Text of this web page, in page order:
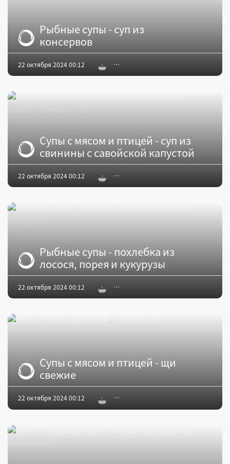
Рыбные супы - суп из
консервов
22 октября 2024 00:12
Супы с мясом и птицей - суп из
свинины с савойской капустой
22 октября 2024 00:12
Рыбные супы - похлебка из
лосося, порея и кукурузы
22 октября 2024 00:12
Супы с мясом и птицей - щи
свежие
22 октября 2024 00:12